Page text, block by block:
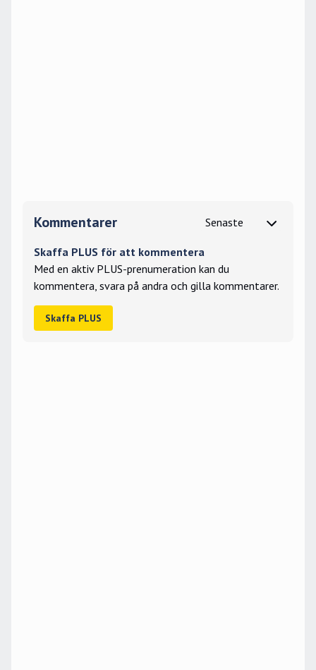
Kommentarer
Skaffa PLUS för att kommentera
Med en aktiv PLUS-prenumeration kan du
kommentera, svara på andra och gilla kommentarer.
Skaffa PLUS